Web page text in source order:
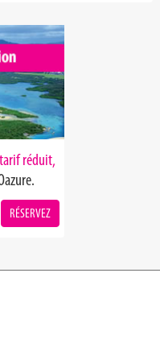
réduit,
RÉSERVEZ